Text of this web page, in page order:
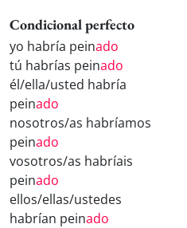
Condicional perfecto
yo habría peinado
tú habrías peinado
él/ella/usted habría
peinado
nosotros/as habríamos
peinado
vosotros/as habríais
peinado
ellos/ellas/ustedes
habrían peinado